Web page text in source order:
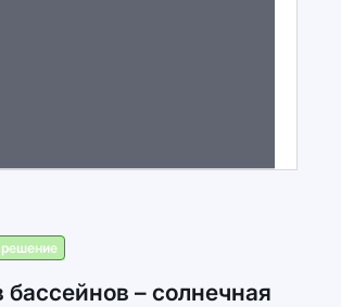
бассейнов – солнечная